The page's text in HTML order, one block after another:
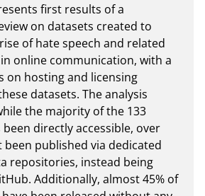
first results of a
on datasets created to
of hate speech and related
online communication, with a
on hosting and licensing
datasets. The analysis
the majority of the 133
directly accessible, over
been published via dedicated
repositories, instead being
Additionally, almost 45% of